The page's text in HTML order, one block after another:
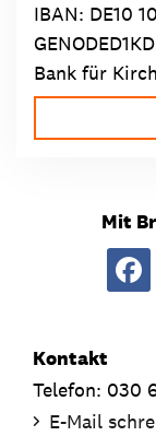
IBAN: DE10
Bank für
Mit
Kontakt
Telefon: 030
E-Mail